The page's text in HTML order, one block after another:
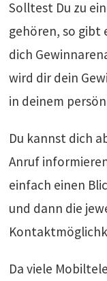
Solltest Du zu
gehören, so gibt
dich
wird dir dein
in deinem
Du kannst dich
Anruf
einfach einen
und dann die
Da viele